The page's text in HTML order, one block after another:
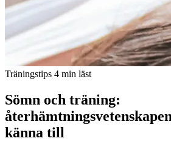
Träningstips 4 min läst
Sömn och träning:
känna till